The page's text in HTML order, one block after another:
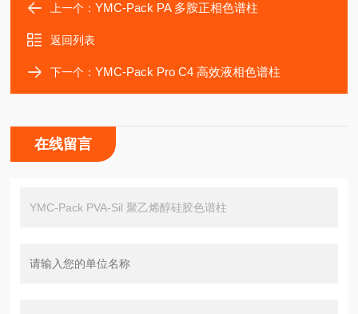
上一个：YMC-Pack PA 多胺正相色谱柱
返回列表
下一个：YMC-Pack Pro C4 高效液相色谱柱
在线留言